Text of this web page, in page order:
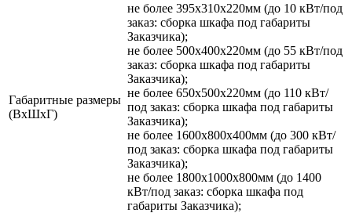
Габаритные размеры
(ВхШхГ)
не более 395х310х220мм (до 10 кВт/под
заказ: сборка шкафа под габариты
Заказчика);
не более 500х400х220мм (до 55 кВт/под
заказ: сборка шкафа под габариты
Заказчика);
не более 650х500х220мм (до 110 кВт/
под заказ: сборка шкафа под габариты
Заказчика);
не более 1600х800х400мм (до 300 кВт/
под заказ: сборка шкафа под габариты
Заказчика);
не более 1800х1000х800мм (до 1400
кВт/под заказ: сборка шкафа под
габариты Заказчика);